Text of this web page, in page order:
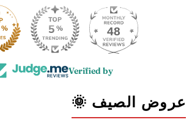
48
Verified by
عروض الصيف 🌞